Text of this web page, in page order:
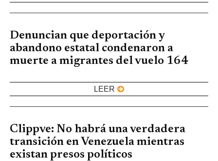
Denuncian que deportación y
abandono estatal condenaron a
muerte a migrantes del vuelo 164
LEER
Clippve: No habrá una verdadera
transición en Venezuela mientras
existan presos políticos